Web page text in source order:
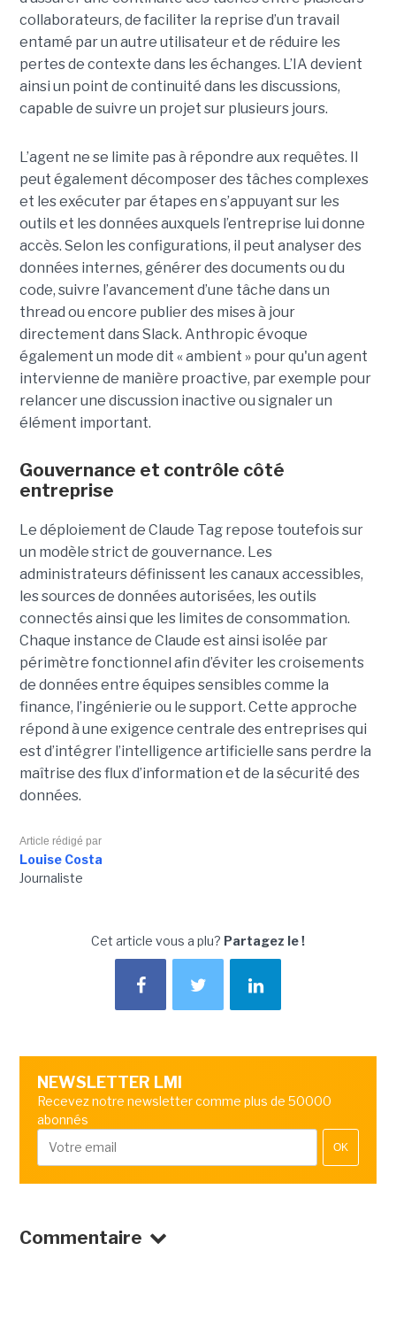
collaborateurs, de faciliter la reprise d’un travail
entamé par un autre utilisateur et de réduire les
pertes de contexte dans les échanges. L’IA devient
ainsi un point de continuité dans les discussions,
capable de suivre un projet sur plusieurs jours.
L’agent ne se limite pas à répondre aux requêtes. Il
peut également décomposer des tâches complexes
et les exécuter par étapes en s’appuyant sur les
outils et les données auxquels l’entreprise lui donne
accès. Selon les configurations, il peut analyser des
données internes, générer des documents ou du
code, suivre l’avancement d’une tâche dans un
thread ou encore publier des mises à jour
directement dans Slack. Anthropic évoque
également un mode dit « ambient » pour qu'un agent
intervienne de manière proactive, par exemple pour
relancer une discussion inactive ou signaler un
élément important.
Gouvernance et contrôle côté
entreprise
Le déploiement de Claude Tag repose toutefois sur
un modèle strict de gouvernance. Les
administrateurs définissent les canaux accessibles,
les sources de données autorisées, les outils
connectés ainsi que les limites de consommation.
Chaque instance de Claude est ainsi isolée par
périmètre fonctionnel afin d’éviter les croisements
de données entre équipes sensibles comme la
finance, l’ingénierie ou le support. Cette approche
répond à une exigence centrale des entreprises qui
est d’intégrer l’intelligence artificielle sans perdre la
maîtrise des flux d’information et de la sécurité des
données.
Article rédigé par
Louise Costa
Journaliste
Cet article vous a plu? Partagez le !
NEWSLETTER LMI
Recevez notre newsletter comme plus de 50000
abonnés
OK
Commentaire